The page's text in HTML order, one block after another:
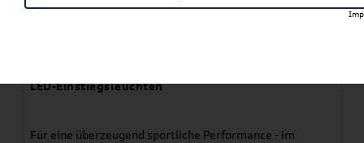
LED-Einstiegsleuchten
Für eine überzeugend sportliche Performance - im